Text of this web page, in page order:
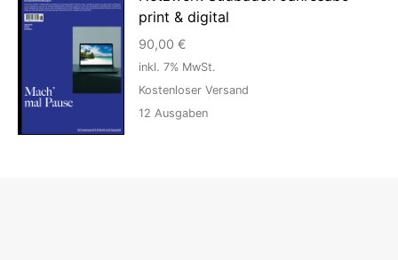
print & digital
90,00 €
inkl. 7% MwSt.
Kostenloser Versand
12 Ausgaben